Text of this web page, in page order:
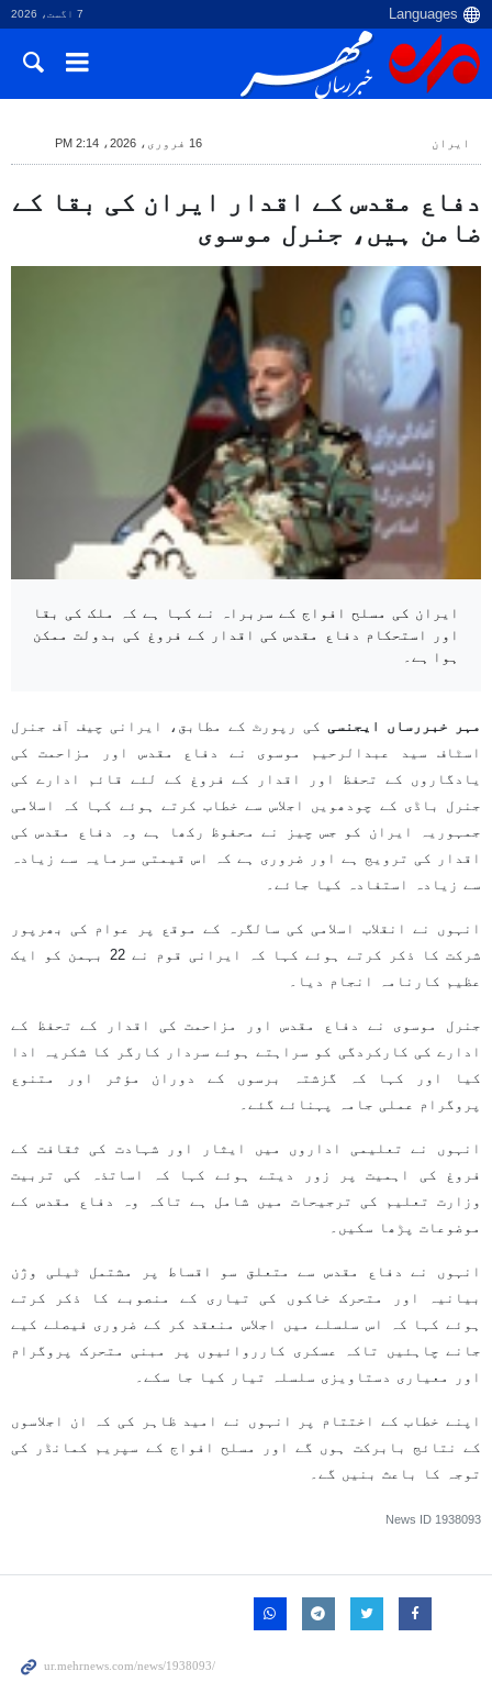
7 اگست، 2026
ایران 16 فروری، 2026، 2:14 PM
دفاع مقدس کے اقدار ایران کی بقا کے
ضامن ہیں، جنرل موسوی
ایران کی مسلح افواج کے سربراہ نے کہا ہے کہ ملک کی بقا
اور استحکام دفاع مقدس کی اقدار کے فروغ کی بدولت ممکن
ہوا ہے۔
مہر خبررساں ایجنسی کی رپورٹ کے مطابق، ایرانی چیف آف جنرل
اسٹاف سید عبدالرحیم موسوی نے دفاع مقدس اور مزاحمت کی
یادگاروں کے تحفظ اور اقدار کے فروغ کے لئے قائم ادارے کی
جنرل باڈی کے چودھویں اجلاس سے خطاب کرتے ہوئے کہا کہ اسلامی
جمہوریہ ایران کو جس چیز نے محفوظ رکھا ہے وہ دفاع مقدس کی
اقدار کی ترویج ہے اور ضروری ہے کہ اس قیمتی سرمایہ سے زیادہ
سے زیادہ استفادہ کیا جائے۔
انہوں نے انقلاب اسلامی کی سالگرہ کے موقع پر عوام کی بھرپور
شرکت کا ذکر کرتے ہوئے کہا کہ ایرانی قوم نے 22 بہمن کو ایک
عظیم کارنامہ انجام دیا۔
جنرل موسوی نے دفاع مقدس اور مزاحمت کی اقدار کے تحفظ کے
ادارے کی کارکردگی کو سراہتے ہوئے سردار کارگر کا شکریہ ادا
کیا اور کہا کہ گزشتہ برسوں کے دوران مؤثر اور متنوع
پروگرام عملی جامہ پہنائے گئے۔
انہوں نے تعلیمی اداروں میں ایثار اور شہادت کی ثقافت کے
فروغ کی اہمیت پر زور دیتے ہوئے کہا کہ اساتذہ کی تربیت
وزارت تعلیم کی ترجیحات میں شامل ہے تاکہ وہ دفاع مقدس کے
موضوعات پڑھا سکیں۔
انہوں نے دفاع مقدس سے متعلق سو اقساط پر مشتمل ٹیلی وژن
بیانیہ اور متحرک خاکوں کی تیاری کے منصوبے کا ذکر کرتے
ہوئے کہا کہ اس سلسلے میں اجلاس منعقد کر کے ضروری فیصلے کیے
جانے چاہئیں تاکہ عسکری کارروائیوں پر مبنی متحرک پروگرام
اور معیاری دستاویزی سلسلہ تیار کیا جا سکے۔
اپنے خطاب کے اختتام پر انہوں نے امید ظاہر کی کہ ان اجلاسوں
کے نتائج بابرکت ہوں گے اور مسلح افواج کے سپریم کمانڈر کی
توجہ کا باعث بنیں گے۔
News ID 1938093